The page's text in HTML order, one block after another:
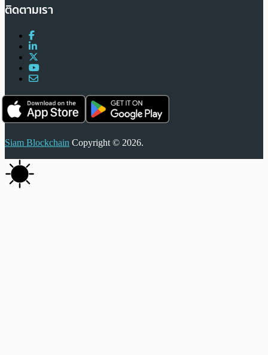
ติดตามเรา
Siam Blockchain Copyright © 2026.